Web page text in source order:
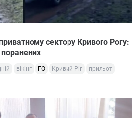
сектору Кривого Рогу:
поранених
вікінг ГО Кривий Ріг
прильот